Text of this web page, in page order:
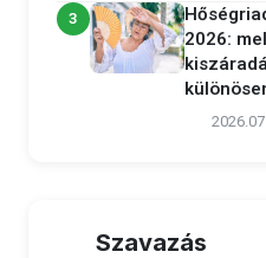
3
2026:
Szavazás